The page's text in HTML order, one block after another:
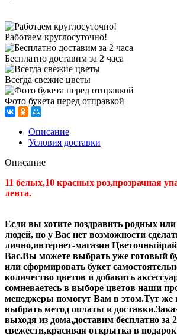
Работаем круглосуточно!
Бесплатно доставим за 2 часа
Всегда свежие цветы
Фото букета перед отправкой
Описание
Условия доставки
Описание
11 белых,10 красных роз,прозрачная
лента.
Если вы хотите поздравить родных
людей, но у Вас нет возможности
лично,интернет-магазин
Вас.Вы можете выбрать уже готовый
или сформировать букет
количество цветов и добавить
сомневаетесь в выборе цветов наши
менеджеры помогут Вам в этом.Тут же
выбрать метод оплаты и
выходя из дома,доставим бесплатно за
свежести,красивая открытка в подарок